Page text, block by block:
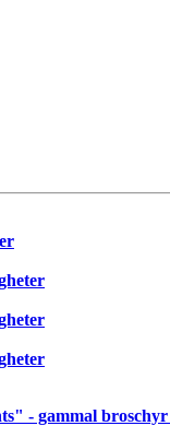
- gammal